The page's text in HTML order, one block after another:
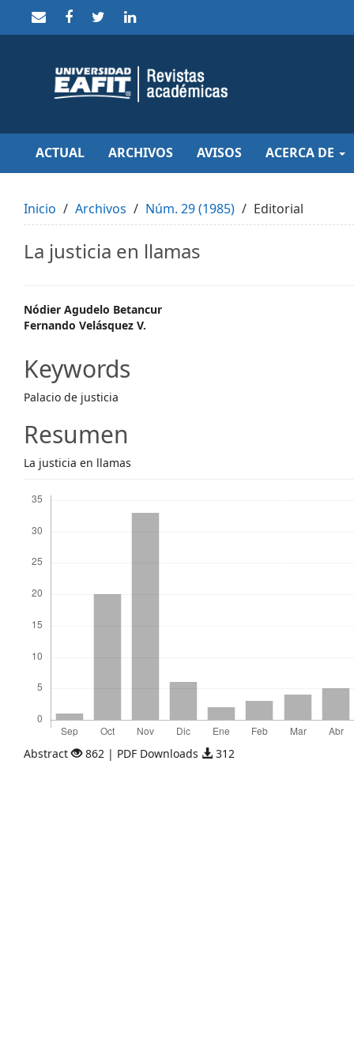
to
Main
Navigation
Content
Sidebar
ACTUAL ARCHIVOS AVISOS ACERCA DE
Inicio Archivos Núm. 29 (1985) Editorial
La justicia en llamas
Main
Article
Content
Nódier Agudelo Betancur
Fernando Velásquez V.
Keywords
Palacio de justicia
Resumen
La justicia en llamas
Abstract 862 | PDF Downloads 312